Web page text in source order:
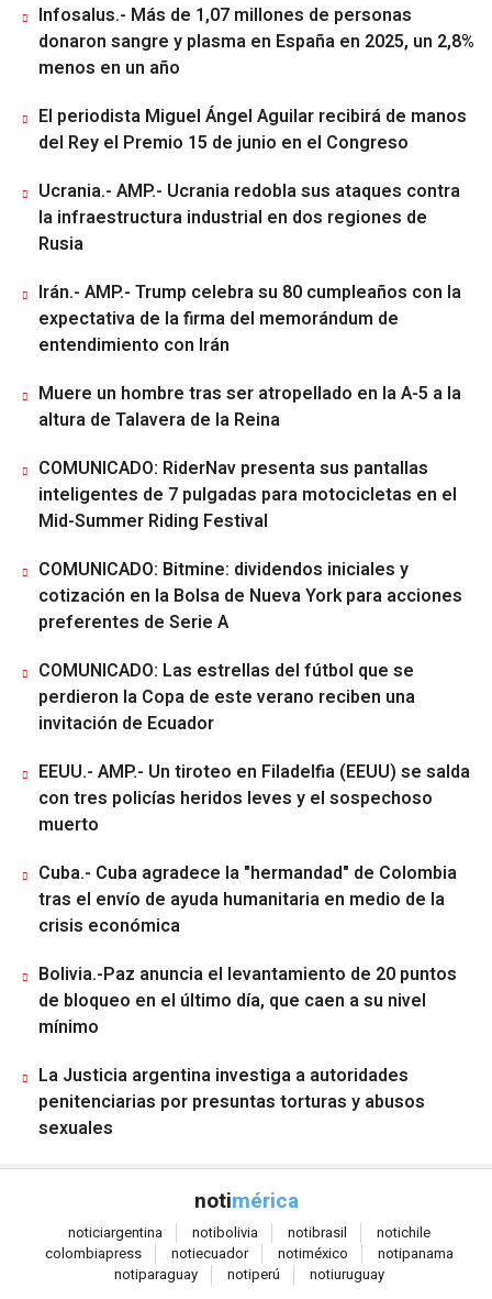
Infosalus.- Más de 1,07 millones de personas
donaron sangre y plasma en España en 2025, un 2,8%
menos en un año
El periodista Miguel Ángel Aguilar recibirá de manos
del Rey el Premio 15 de junio en el Congreso
Ucrania.- AMP.- Ucrania redobla sus ataques contra
la infraestructura industrial en dos regiones de
Rusia
Irán.- AMP.- Trump celebra su 80 cumpleaños con la
expectativa de la firma del memorándum de
entendimiento con Irán
Muere un hombre tras ser atropellado en la A-5 a la
altura de Talavera de la Reina
COMUNICADO: RiderNav presenta sus pantallas
inteligentes de 7 pulgadas para motocicletas en el
Mid-Summer Riding Festival
COMUNICADO: Bitmine: dividendos iniciales y
cotización en la Bolsa de Nueva York para acciones
preferentes de Serie A
COMUNICADO: Las estrellas del fútbol que se
perdieron la Copa de este verano reciben una
invitación de Ecuador
EEUU.- AMP.- Un tiroteo en Filadelfia (EEUU) se salda
con tres policías heridos leves y el sospechoso
muerto
Cuba.- Cuba agradece la "hermandad" de Colombia
tras el envío de ayuda humanitaria en medio de la
crisis económica
Bolivia.-Paz anuncia el levantamiento de 20 puntos
de bloqueo en el último día, que caen a su nivel
mínimo
La Justicia argentina investiga a autoridades
penitenciarias por presuntas torturas y abusos
sexuales
notimérica
noticiargentina notibolivia notibrasil notichile
colombiapress notiecuador notiméxico notipanama
notiparaguay notiperú notiuruguay